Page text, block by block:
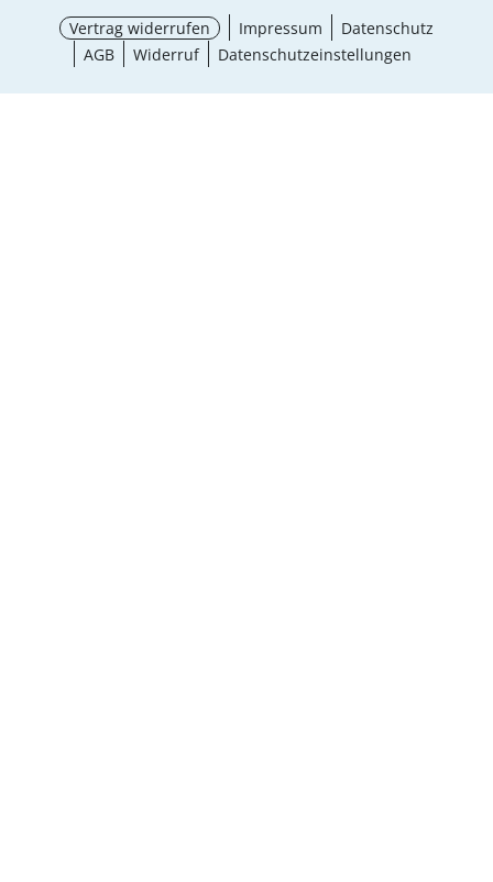
Vertrag widerrufen Impressum
Datenschutz
AGB
Widerruf Datenschutzeinstellungen